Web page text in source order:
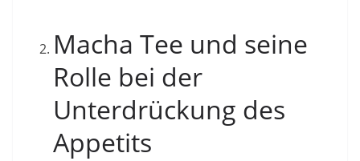
Macha Tee und seine
Rolle bei der
Unterdrückung des
Appetits